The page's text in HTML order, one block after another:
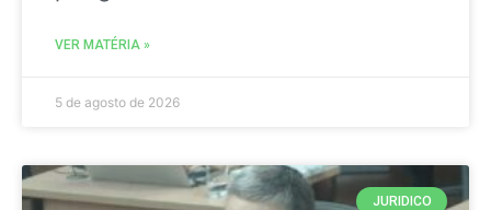
VER MATÉRIA »
5 de agosto de 2026
JURIDICO